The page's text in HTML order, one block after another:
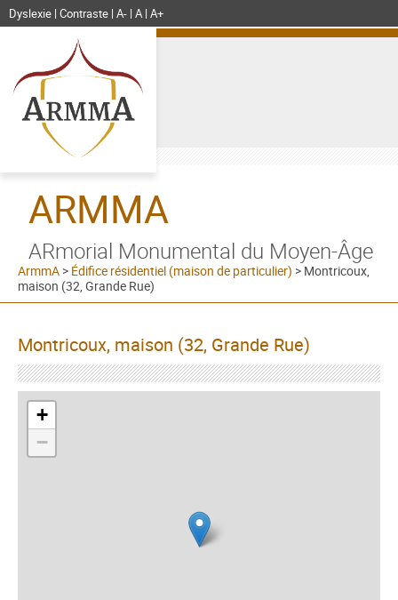
Dyslexie Contraste A- A A+
ARMMA
ARmorial Monumental du Moyen-Âge
ArmmA > Édifice résidentiel (maison de particulier) > Montricoux,
maison (32, Grande Rue)
Montricoux, maison (32, Grande Rue)
+
−